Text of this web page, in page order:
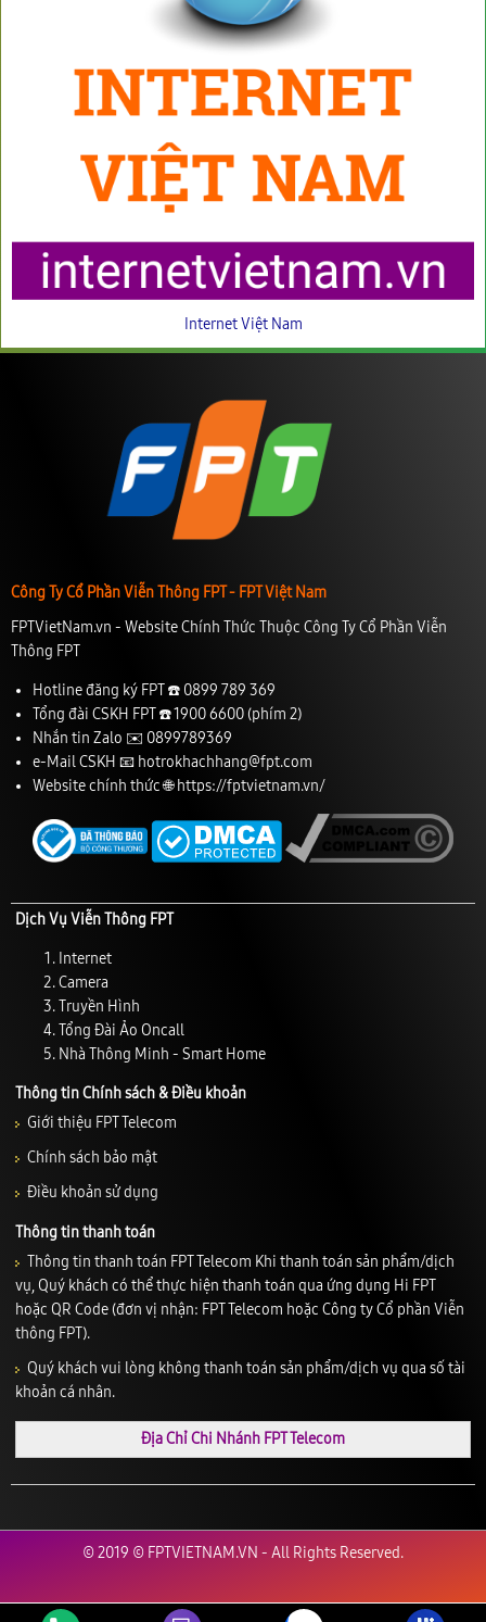
Internet Việt Nam
Công Ty Cổ Phần Viễn Thông FPT - FPT Việt Nam
FPTVietNam.vn - Website Chính Thức Thuộc Công Ty Cổ Phần Viễn
Thông FPT
Hotline đăng ký FPT ☎️ 0899 789 369
Tổng đài CSKH FPT ☎️1900 6600(phím 2)
Nhắn tin Zalo ✉️ 0899789369
e-Mail CSKH 📧 hotrokhachhang@fpt.com
Website chính thức 🌐 https://fptvietnam.vn/
Dịch Vụ Viễn Thông FPT
Internet
Camera
Truyền Hình
Tổng Đài Ảo Oncall
Nhà Thông Minh - Smart Home
Thông tin Chính sách & Điều khoản
Giới thiệu FPT Telecom
Chính sách bảo mật
Điều khoản sử dụng
Thông tin thanh toán
Thông tin thanh toán FPT Telecom Khi thanh toán sản phẩm/dịch
vụ, Quý khách có thể thực hiện thanh toán qua ứng dụng Hi FPT
hoặc QR Code (đơn vị nhận: FPT Telecom hoặc Công ty Cổ phần Viễn
thông FPT).
Quý khách vui lòng không thanh toán sản phẩm/dịch vụ qua số tài
khoản cá nhân.
Địa Chỉ Chi Nhánh FPT Telecom
© 2019 © FPTVIETNAM.VN - All Rights Reserved.